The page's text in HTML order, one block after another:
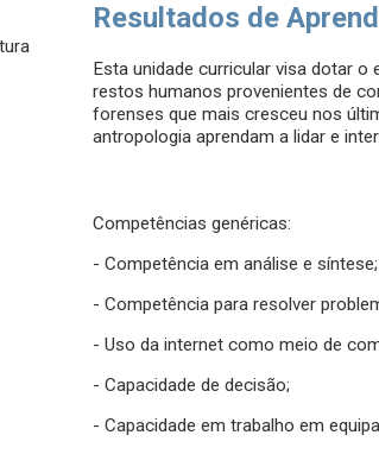
Resultados de
Esta unidade curricular visa dotar
restos humanos provenientes de
forenses que mais cresceu nos
antropologia aprendam a lidar e
Competências genéricas:
- Competência em análise e síntese;
- Competência para resolver
- Uso da internet como meio de
- Capacidade de decisão;
- Capacidade em trabalho em